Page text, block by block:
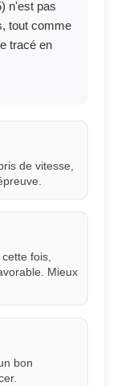
n'est pas
tout comme
tracé en
de vitesse,
fois,
Mieux
bon